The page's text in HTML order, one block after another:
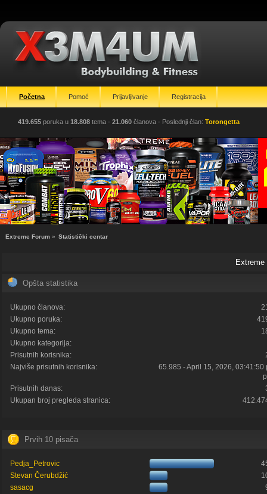
Početna Pomoć Prijavljivanje Registracija
419.655 poruka u 18.808 tema - 21.060 članova - Poslednji član: Torongetta
Extreme Forum » Statistički centar
Opšta statistika
Ukupno članova:
Ukupno poruka:
Ukupno tema:
Ukupno kategorija:
Prisutnih korisnika:
Najviše prisutnih korisnika:
65.985 - April 15, 2026, 03:41:50
Prisutnih danas:
Ukupan broj pregleda stranica:
Prvih 10 pisača
Pedja_Petrovic
Stevan Čerubdžić
sasacg